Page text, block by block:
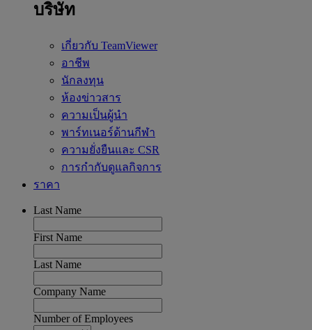
บริษัท
เกี่ยวกับ TeamViewer
อาชีพ
นักลงทุน
ห้องข่าวสาร
ความเป็นผู้นำ
พาร์ทเนอร์ด้านกีฬา
ความยั่งยืนและ CSR
การกำกับดูแลกิจการ
ราคา
Last Name
First Name
Last Name
Company Name
Number of Employees